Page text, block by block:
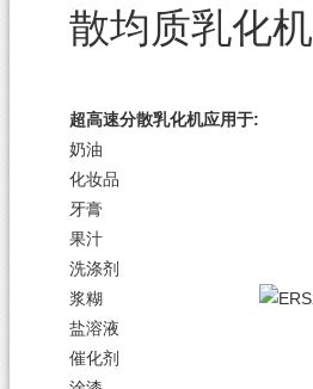
散均质乳化机
超高速分散乳化机应用于:
奶油
化妆品
牙膏
果汁
洗涤剂
浆糊
盐溶液
催化剂